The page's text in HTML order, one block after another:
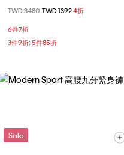
價格扣減從
TWD 3480 至
TWD 13924折
6件7折
3件9折; 5件85折
Sale